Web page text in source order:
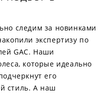
следим за новинками
экспертизу по
GAC. Наши
которые идеально
его
стиль. А наш